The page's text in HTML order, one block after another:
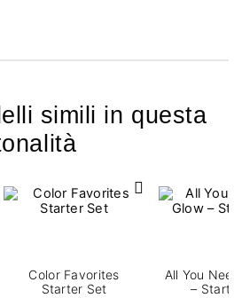
simili in questa
Color Favorites
Starter Set
All You
–